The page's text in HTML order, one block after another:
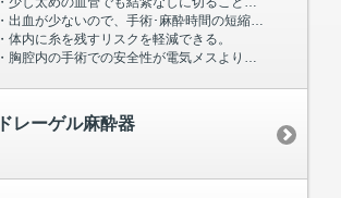
・出血が少ないので、手術･麻酔時間の短縮につながる。
・体内に糸を残すリスクを軽減できる。
・胸腔内の手術での安全性が電気メスよりも高い。
ドレーゲル麻酔器